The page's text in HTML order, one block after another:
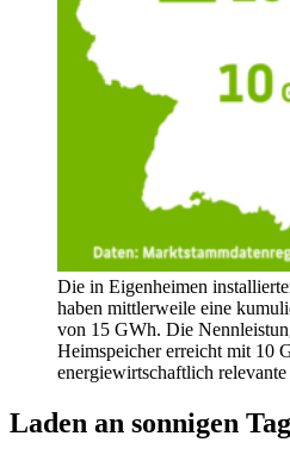
Die in Eigenheimen
haben mittlerweile eine
von 15 GWh. Die
Heimspeicher erreicht mit 10
energiewirtschaftlich
Laden an sonnigen